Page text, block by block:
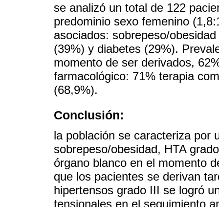
se analizó un total de 122
predominio sexo femenino
asociados: sobrepeso/
(39%) y diabetes (29%).
momento de ser derivados,
farmacológico: 71% terapia
(68,9%).
Conclusión:
la población se caracteriza por
sobrepeso/obesidad, HTA
órgano blanco en el momento
que los pacientes se derivan
hipertensos grado III se logró
tensionales en el seguimiento